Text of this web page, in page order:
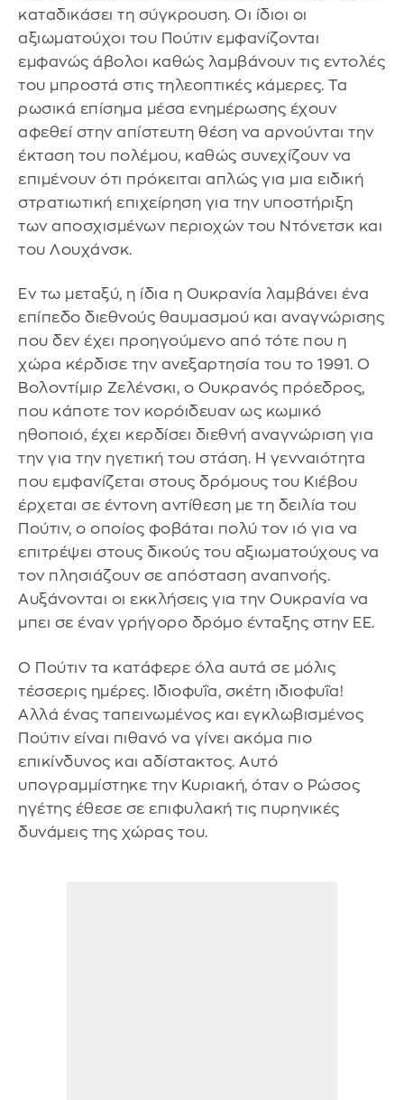
καταδικάσει τη σύγκρουση. Οι ίδιοι οι
αξιωματούχοι του Πούτιν εμφανίζονται
εμφανώς άβολοι καθώς λαμβάνουν τις εντολές
του μπροστά στις τηλεοπτικές κάμερες. Τα
ρωσικά επίσημα μέσα ενημέρωσης έχουν
αφεθεί στην απίστευτη θέση να αρνούνται την
έκταση του πολέμου, καθώς συνεχίζουν να
επιμένουν ότι πρόκειται απλώς για μια ειδική
στρατιωτική επιχείρηση για την υποστήριξη
των αποσχισμένων περιοχών του Ντόνετσκ και
του Λουχάνσκ.
Εν τω μεταξύ, η ίδια η Ουκρανία λαμβάνει ένα
επίπεδο διεθνούς θαυμασμού και αναγνώρισης
που δεν έχει προηγούμενο από τότε που η
χώρα κέρδισε την ανεξαρτησία του το 1991. Ο
Βολοντίμιρ Ζελένσκι, ο Ουκρανός πρόεδρος,
που κάποτε τον κορόιδευαν ως κωμικό
ηθοποιό, έχει κερδίσει διεθνή αναγνώριση για
την για την ηγετική του στάση. Η γενναιότητα
που εμφανίζεται στους δρόμους του Κιέβου
έρχεται σε έντονη αντίθεση με τη δειλία του
Πούτιν, ο οποίος φοβάται πολύ τον ιό για να
επιτρέψει στους δικούς του αξιωματούχους να
τον πλησιάζουν σε απόσταση αναπνοής.
Αυξάνονται οι εκκλήσεις για την Ουκρανία να
μπει σε έναν γρήγορο δρόμο ένταξης στην ΕΕ.
Ο Πούτιν τα κατάφερε όλα αυτά σε μόλις
τέσσερις ημέρες. Ιδιοφυΐα, σκέτη ιδιοφυΐα!
Αλλά ένας ταπεινωμένος και εγκλωβισμένος
Πούτιν είναι πιθανό να γίνει ακόμα πιο
επικίνδυνος και αδίστακτος. Αυτό
υπογραμμίστηκε την Κυριακή, όταν ο Ρώσος
ηγέτης έθεσε σε επιφυλακή τις πυρηνικές
δυνάμεις της χώρας του.